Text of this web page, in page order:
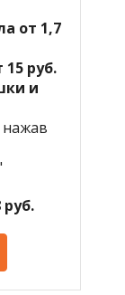
от 1,7
руб.
и
нажав